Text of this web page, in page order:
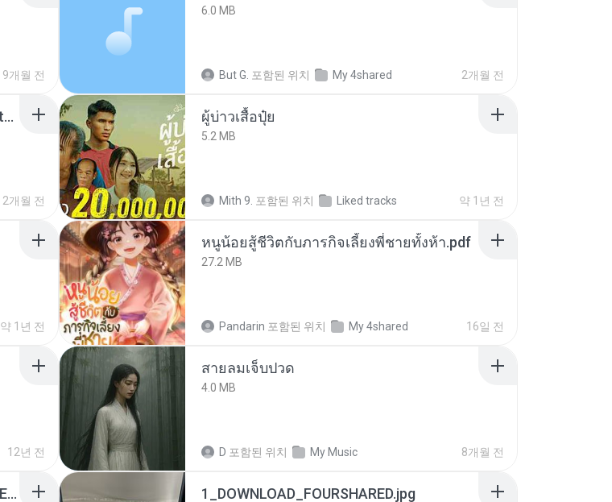
9개월 전
6.0 MB
But G. 포함된 위치 My 4shared 2개월 전
Tomodachi Life Living the Dream [NSP].torrent
2개월 전
ผู้บ่าวเสื้อปุ๋ย
5.2 MB
Mith 9. 포함된 위치 Liked tracks 약 1년 전
약 1년 전
หนูน้อยสู้ชีวิตกับภารกิจเลี้ยงพี่ชายทั้งห้า.pdf
27.2 MB
Pandarin 포함된 위치 My 4shared 16일 전
12년 전
สายลมเจ็บปวด
4.0 MB
D 포함된 위치 My Music 8개월 전
Wrath & Glory - Aeldari - Inheritance of Embers.pdf 1_DOWNLOAD_FOURSHARED.jpg